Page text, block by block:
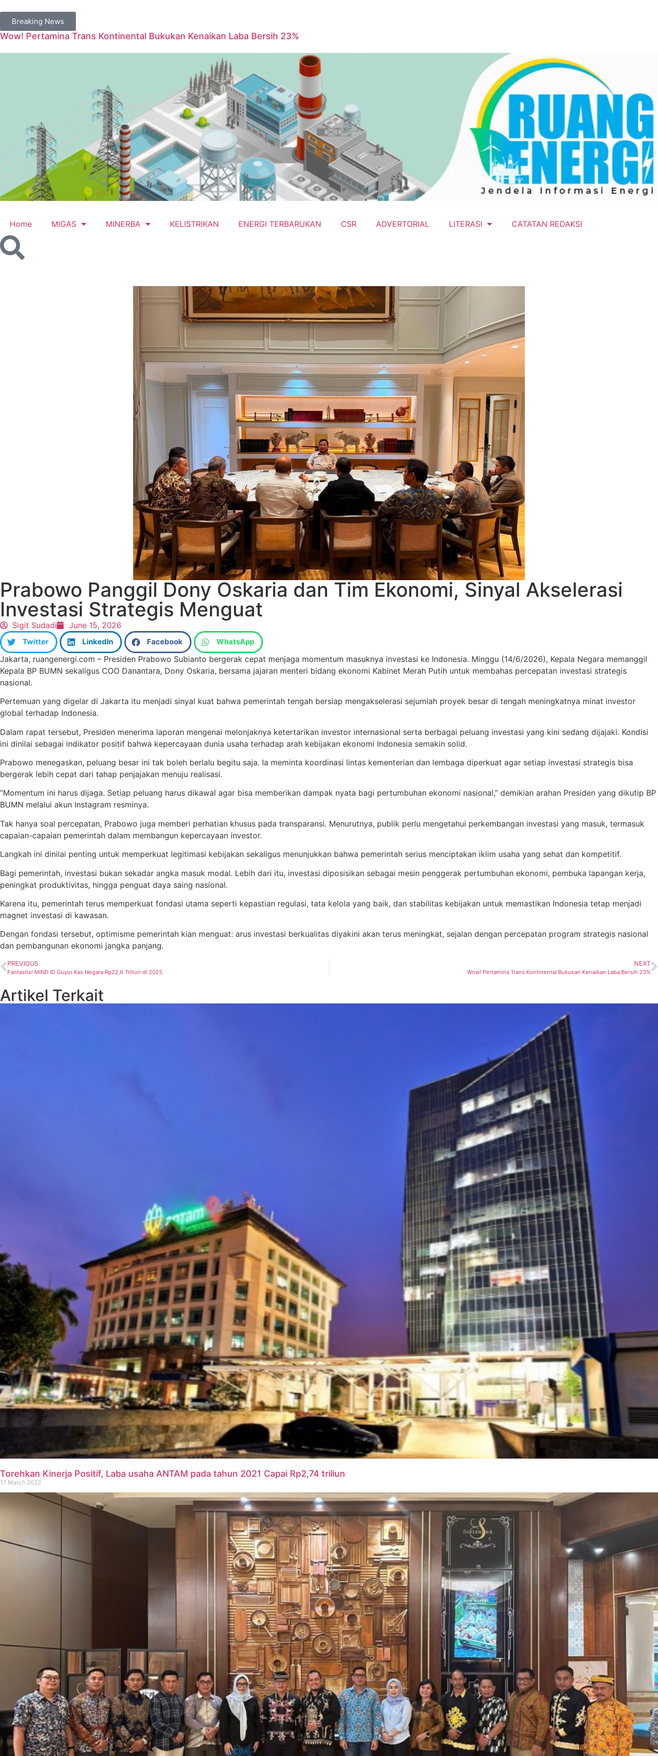
Breaking News
Wow! Pertamina Trans Kontinental Bukukan Kenaikan Laba Bersih 23%
Home MIGAS MINERBA KELISTRIKAN ENERGI TERBARUKAN CSR ADVERTORIAL LITERASI CATATAN REDAKSI
Prabowo Panggil Dony Oskaria dan Tim Ekonomi, Sinyal Akselerasi
Investasi Strategis Menguat
Sigit Sudadi June 15, 2026
Twitter LinkedIn Facebook WhatsApp
Jakarta, ruangenergi.com – Presiden Prabowo Subianto bergerak cepat menjaga momentum masuknya investasi ke Indonesia. Minggu (14/6/2026), Kepala Negara memanggil
Kepala BP BUMN sekaligus COO Danantara, Dony Oskaria, bersama jajaran menteri bidang ekonomi Kabinet Merah Putih untuk membahas percepatan investasi strategis
nasional.
Pertemuan yang digelar di Jakarta itu menjadi sinyal kuat bahwa pemerintah tengah bersiap mengakselerasi sejumlah proyek besar di tengah meningkatnya minat investor
global terhadap Indonesia.
Dalam rapat tersebut, Presiden menerima laporan mengenai melonjaknya ketertarikan investor internasional serta berbagai peluang investasi yang kini sedang dijajaki. Kondisi
ini dinilai sebagai indikator positif bahwa kepercayaan dunia usaha terhadap arah kebijakan ekonomi Indonesia semakin solid.
Prabowo menegaskan, peluang besar ini tak boleh berlalu begitu saja. Ia meminta koordinasi lintas kementerian dan lembaga diperkuat agar setiap investasi strategis bisa
bergerak lebih cepat dari tahap penjajakan menuju realisasi.
“Momentum ini harus dijaga. Setiap peluang harus dikawal agar bisa memberikan dampak nyata bagi pertumbuhan ekonomi nasional,” demikian arahan Presiden yang dikutip BP
BUMN melalui akun Instagram resminya.
Tak hanya soal percepatan, Prabowo juga memberi perhatian khusus pada transparansi. Menurutnya, publik perlu mengetahui perkembangan investasi yang masuk, termasuk
capaian-capaian pemerintah dalam membangun kepercayaan investor.
Langkah ini dinilai penting untuk memperkuat legitimasi kebijakan sekaligus menunjukkan bahwa pemerintah serius menciptakan iklim usaha yang sehat dan kompetitif.
Bagi pemerintah, investasi bukan sekadar angka masuk modal. Lebih dari itu, investasi diposisikan sebagai mesin penggerak pertumbuhan ekonomi, pembuka lapangan kerja,
peningkat produktivitas, hingga penguat daya saing nasional.
Karena itu, pemerintah terus memperkuat fondasi utama seperti kepastian regulasi, tata kelola yang baik, dan stabilitas kebijakan untuk memastikan Indonesia tetap menjadi
magnet investasi di kawasan.
Dengan fondasi tersebut, optimisme pemerintah kian menguat: arus investasi berkualitas diyakini akan terus meningkat, sejalan dengan percepatan program strategis nasional
dan pembangunan ekonomi jangka panjang.
PREVIOUS
Fantastis! MIND ID Guyur Kas Negara Rp22,6 Triliun di 2025
NEXT
Wow! Pertamina Trans Kontinental Bukukan Kenaikan Laba Bersih 23%
Artikel Terkait
Torehkan Kinerja Positif, Laba usaha ANTAM pada tahun 2021 Capai Rp2,74 triliun
17 March 2022